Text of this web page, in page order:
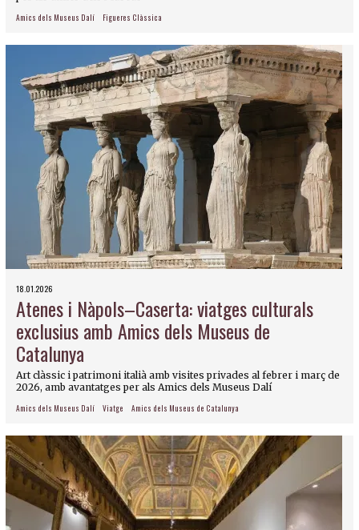
Amics dels Museus Dalí Figueres Clàssica
18.01.2026
Atenes i Nàpols–Caserta: viatges culturals
exclusius amb Amics dels Museus de
Catalunya
Art clàssic i patrimoni italià amb visites privades al febrer i març de
2026, amb avantatges per als Amics dels Museus Dalí
Amics dels Museus Dalí Viatge Amics dels Museus de Catalunya